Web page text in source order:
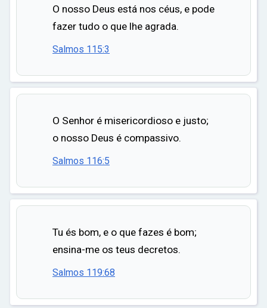
O nosso Deus está nos céus, e pode
fazer tudo o que lhe agrada.
Salmos 115:3
O Senhor é misericordioso e justo;
o nosso Deus é compassivo.
Salmos 116:5
Tu és bom, e o que fazes é bom;
ensina-me os teus decretos.
Salmos 119:68